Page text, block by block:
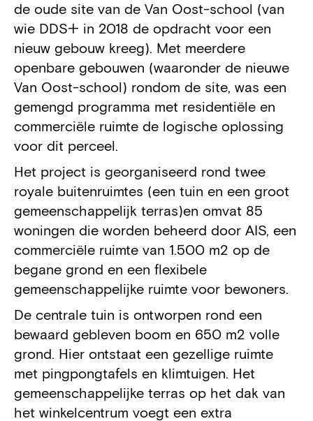
de oude site van de Van Oost-school (van
wie DDS+ in 2018 de opdracht voor een
nieuw gebouw kreeg). Met meerdere
openbare gebouwen (waaronder de nieuwe
Van Oost-school) rondom de site, was een
gemengd programma met residentiële en
commerciële ruimte de logische oplossing
voor dit perceel.
Het project is georganiseerd rond twee
royale buitenruimtes (een tuin en een groot
gemeenschappelijk terras)en omvat 85
woningen die worden beheerd door AIS, een
commerciële ruimte van 1.500 m2 op de
begane grond en een flexibele
gemeenschappelijke ruimte voor bewoners.
De centrale tuin is ontworpen rond een
bewaard gebleven boom en 650 m2 volle
grond. Hier ontstaat een gezellige ruimte
met pingpongtafels en klimtuigen. Het
gemeenschappelijke terras op het dak van
het winkelcentrum voegt een extra